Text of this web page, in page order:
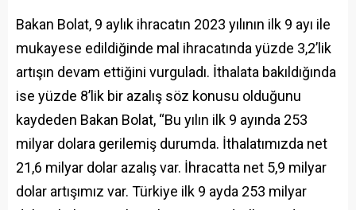
Bakan Bolat, 9 aylık ihracatın 2023 yılının ilk 9 ayı ile
mukayese edildiğinde mal ihracatında yüzde 3,2’lik
artışın devam ettiğini vurguladı. İthalata bakıldığında
ise yüzde 8’lik bir azalış söz konusu olduğunu
kaydeden Bakan Bolat, “Bu yılın ilk 9 ayında 253
milyar dolara gerilemiş durumda. İthalatımızda net
21,6 milyar dolar azalış var. İhracatta net 5,9 milyar
dolar artışımız var. Türkiye ilk 9 ayda 253 milyar